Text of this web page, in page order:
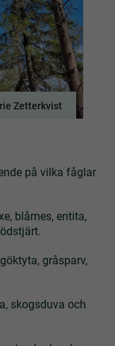
Zetterkvist
på vilka fåglar
blåmes, entita,
gråsparv,
skogsduva och